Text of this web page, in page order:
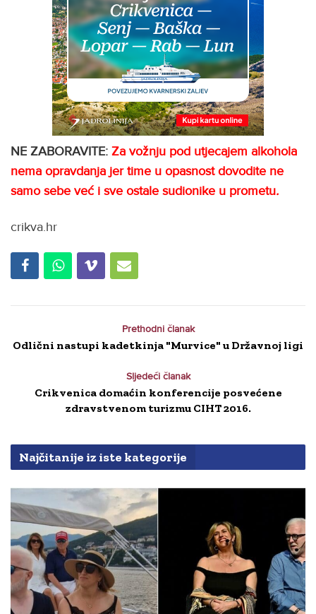
NE ZABORAVITE: Za vožnju pod utjecajem alkohola
nema opravdanja jer time u opasnost dovodite ne
samo sebe već i sve ostale sudionike u prometu.
crikva.hr
Prethodni članak
Odlični nastupi kadetkinja "Murvice" u Državnoj ligi
Sljedeći članak
Crikvenica domaćin konferencije posvećene
zdravstvenom turizmu CIHT 2016.
Najčitanije iz iste kategorije